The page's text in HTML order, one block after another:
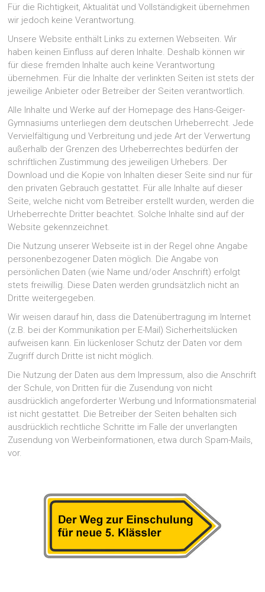
Für die Richtigkeit, Aktualität und Vollständigkeit übernehmen
wir jedoch keine Verantwortung.
Unsere Website enthält Links zu externen Webseiten. Wir
haben keinen Einfluss auf deren Inhalte. Deshalb können wir
für diese fremden Inhalte auch keine Verantwortung
übernehmen. Für die Inhalte der verlinkten Seiten ist stets der
jeweilige Anbieter oder Betreiber der Seiten verantwortlich.
Alle Inhalte und Werke auf der Homepage des Hans-Geiger-
Gymnasiums unterliegen dem deutschen Urheberrecht. Jede
Vervielfältigung und Verbreitung und jede Art der Verwertung
außerhalb der Grenzen des Urheberrechtes bedürfen der
schriftlichen Zustimmung des jeweiligen Urhebers. Der
Download und die Kopie von Inhalten dieser Seite sind nur für
den privaten Gebrauch gestattet. Für alle Inhalte auf dieser
Seite, welche nicht vom Betreiber erstellt wurden, werden die
Urheberrechte Dritter beachtet. Solche Inhalte sind auf der
Website gekennzeichnet.
Die Nutzung unserer Webseite ist in der Regel ohne Angabe
personenbezogener Daten möglich. Die Angabe von
persönlichen Daten (wie Name und/oder Anschrift) erfolgt
stets freiwillig. Diese Daten werden grundsätzlich nicht an
Dritte weitergegeben.
Wir weisen darauf hin, dass die Datenübertragung im Internet
(z.B. bei der Kommunikation per E-Mail) Sicherheitslücken
aufweisen kann. Ein lückenloser Schutz der Daten vor dem
Zugriff durch Dritte ist nicht möglich.
Die Nutzung der Daten aus dem Impressum, also die Anschrift
der Schule, von Dritten für die Zusendung von nicht
ausdrücklich angeforderter Werbung und Informationsmaterial
ist nicht gestattet. Die Betreiber der Seiten behalten sich
ausdrücklich rechtliche Schritte im Falle der unverlangten
Zusendung von Werbeinformationen, etwa durch Spam-Mails,
vor.